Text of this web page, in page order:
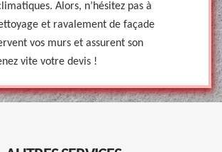
Alors, n’hésitez pas à
et ravalement de façade
vos murs et assurent son
vite votre devis !